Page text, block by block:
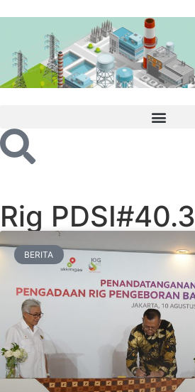
Rig PDSI#40.3
BERITA